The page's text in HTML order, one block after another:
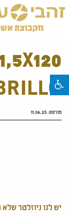
פורסם:11.06.23
יש לנו ניוזלטר